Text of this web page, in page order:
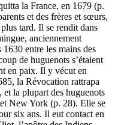
la France, en 1679 (p.
et des frères et sœurs,
tard. Il se rendit dans
anciennement
1630 entre les mains des
de huguenots s’étaient
en paix. Il y vécut en
la Révocation rattrapa
et la plupart des huguenots
New York (p. 28). Elie se
six ans. Il eut contact en